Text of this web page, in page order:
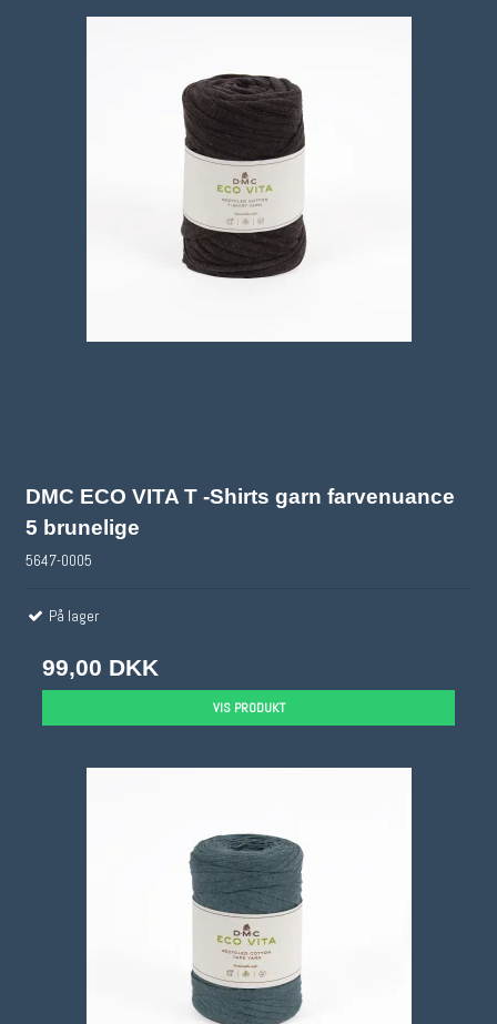
DMC ECO VITA T -Shirts garn farvenuance
5 brunelige
5647-0005
På lager
99,00 DKK
VIS PRODUKT